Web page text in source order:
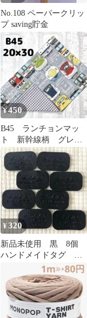
No.108 ペーパークリッ
プ saving貯金
¥450
B45 ランチョンマッ
ト 新幹線柄 グレ
ー チェック 給食ナ
フキン ハンドメイド
¥320
新品未使用 黒 8個
ハンドメイドタグ レ
ザー風 丸角